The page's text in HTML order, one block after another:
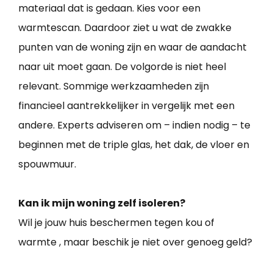
materiaal dat is gedaan. Kies voor een
warmtescan. Daardoor ziet u wat de zwakke
punten van de woning zijn en waar de aandacht
naar uit moet gaan. De volgorde is niet heel
relevant. Sommige werkzaamheden zijn
financieel aantrekkelijker in vergelijk met een
andere. Experts adviseren om – indien nodig – te
beginnen met de triple glas, het dak, de vloer en
spouwmuur.
Kan ik mijn woning zelf isoleren?
Wil je jouw huis beschermen tegen kou of
warmte , maar beschik je niet over genoeg geld?